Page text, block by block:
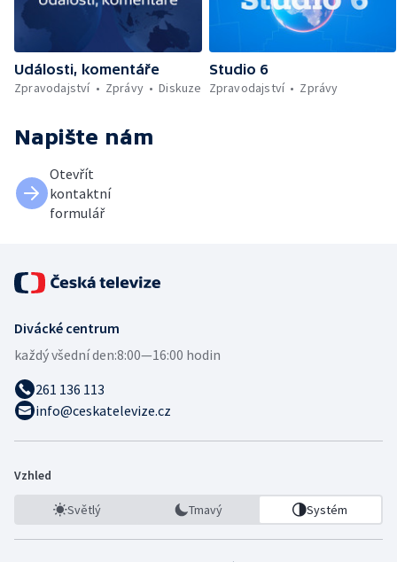
Události, komentáře
Zpravodajství
Zprávy Diskuze
Studio 6
Zpravodajství
Zprávy
Napište nám
Otevřít
kontaktní
formulář
Divácké centrum
každý všední den:8:00—16:00 hodin
261 136 113
info@ceskatelevize.cz
Vzhled
Světlý Tmavý Systém